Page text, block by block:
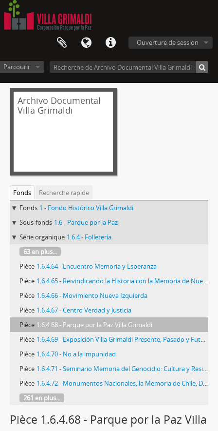
Ouverture de session
Parcourir
Archivo Documental
Villa Grimaldi
Fonds
Recherche rapide
Fonds 1 - Fondo Histórico Villa Grimaldi
Sous-fonds 1.6 - Parque por la Paz
Série organique 1.6.4 - Folletería
63 en plus...
Pièce 1.6.4.64 - Encuentro Memoria y Esperanza
Pièce 1.6.4.65 - Reivindicando la Historia con la Memoria de Nuestros Mártires
Pièce 1.6.4.66 - Movimiento Nueva Izquierda
Pièce 1.6.4.67 - Centro Verdad y Justicia
Pièce 1.6.4.68 - Parque por la Paz Villa Grimaldi
Pièce 1.6.4.69 - Exposición Villa Grimaldi Presente, Pasado y Futuro
Pièce 1.6.4.70 - No a la impunidad
Pièce 1.6.4.71 - Seminario Memoria del Genocidio: Cultura y Resistencia al Olvido
Pièce 1.6.4.72 - Monumentos Nacionales, la Memoria de Chile, Día del Patrimonio Cultural
261 en plus...
Pièce 1.6.4.68 - Parque por la Paz Villa